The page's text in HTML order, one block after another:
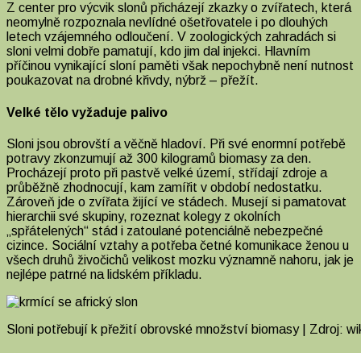
Z center pro výcvik slonů přicházejí zkazky o zvířatech, která
neomylně rozpoznala nevlídné ošetřovatele i po dlouhých
letech vzájemného odloučení. V zoologických zahradách si
sloni velmi dobře pamatují, kdo jim dal injekci. Hlavním
příčinou vynikající sloní paměti však nepochybně není nutnost
poukazovat na drobné křivdy, nýbrž – přežít.
Velké tělo vyžaduje palivo
Sloni jsou obrovští a věčně hladoví. Při své enormní potřebě
potravy zkonzumují až 300 kilogramů biomasy za den.
Procházejí proto při pastvě velké území, střídají zdroje a
průběžně zhodnocují, kam zamířit v období nedostatku.
Zároveň jde o zvířata žijící ve stádech. Musejí si pamatovat
hierarchii své skupiny, rozeznat kolegy z okolních
„spřátelených“ stád i zatoulané potenciálně nebezpečné
cizince. Sociální vztahy a potřeba četné komunikace ženou u
všech druhů živočichů velikost mozku významně nahoru, jak je
nejlépe patrné na lidském příkladu.
Sloni potřebují k přežití obrovské množství biomasy | Zdroj: